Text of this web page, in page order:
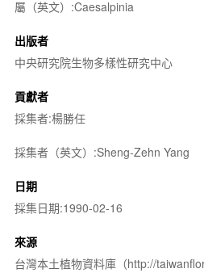
屬（英文）:Caesalpinia
出版者
中央研究院生物多樣性研究中心
貢獻者
採集者:楊勝任
採集者（英文）:Sheng-Zehn Yang
日期
採集日期:1990-02-16
來源
台灣本土植物資料庫（http://